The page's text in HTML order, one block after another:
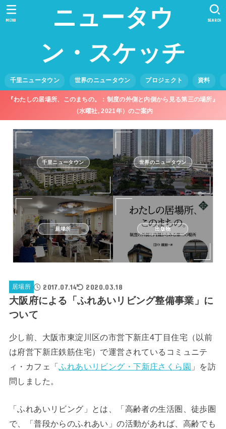
ニュータウ
ン・スケッチ
千里ニュータウン 世界のニュータウン プロジェクト 資料
SEARCH
MENU
『わたしの居場所、このまちの。：制度の外側と内側から見る第三の場所』
（水曜社, 2021年）のご案内
千里ニュータウン 世界のニュータウン
居場所 出版物
居場所 2017.07.14 2020.03.18
大阪府による「ふれあいリビング整備事業」に
ついて
少し前、大阪市東淀川区の市営下新庄4丁目住宅（以前
は府営下新庄鉄筋住宅）で運営されているコミュニテ
ィ・カフェ「ふれあいリビング・下新庄さくら園 」を訪
問しました。
「ふれあいリビング」とは、「高齢者の生活圏、徒歩圏
で、「普段からのふれあい」の活動があれば、高齢でも